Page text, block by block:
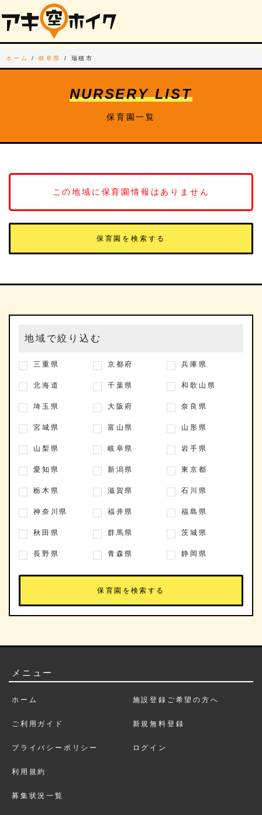
ホーム / 岐阜県 / 瑞穂市
NURSERY LIST
保育園一覧
この地域に保育園情報はありません
保育園を検索する
地域で絞り込む
三重県 京都府 兵庫県
北海道 千葉県 和歌山県
埼玉県 大阪府 奈良県
宮城県 富山県 山形県
山梨県 岐阜県 岩手県
愛知県 新潟県 東京都
栃木県 滋賀県 石川県
神奈川県 福井県 福島県
秋田県 群馬県 茨城県
長野県 青森県 静岡県
メニュー
ホーム
ご利用ガイド
プライバシーポリシー
利用規約
募集状況一覧
施設登録ご希望の方へ
新規無料登録
ログイン